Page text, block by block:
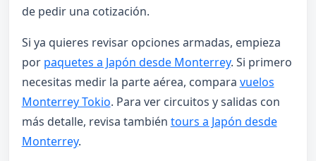
de pedir una cotización.
Si ya quieres revisar opciones armadas, empieza
por paquetes a Japón desde Monterrey. Si primero
necesitas medir la parte aérea, compara vuelos
Monterrey Tokio. Para ver circuitos y salidas con
más detalle, revisa también tours a Japón desde
Monterrey.